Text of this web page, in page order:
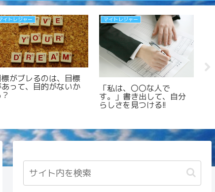
フォーマット
マイトレジャークエス
ト フォーマット⑫ 価
自分とは
自分の価値は、自分が決
める。仕事の価値は、他
人が決める。